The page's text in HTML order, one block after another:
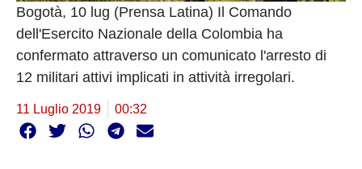
Bogotà, 10 lug (Prensa Latina) Il Comando
dell'Esercito Nazionale della Colombia ha
confermato attraverso un comunicato l'arresto di
12 militari attivi implicati in attività irregolari.
11 Luglio 2019 00:32